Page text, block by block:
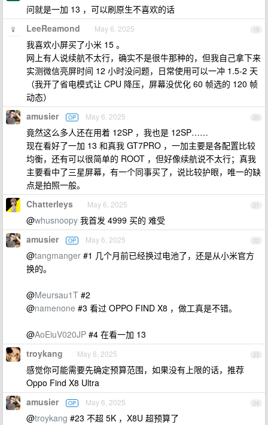
问就是一加 13 ，可以刷原生不喜欢的话
19
LeeReamond May 6, 2025
我喜欢小屏买了小米 15 。
网上有人说续航不太行，确实不是很牛那种的，但我自己拿下来
实测微信亮屏时间 12 小时没问题，日常使用可以一冲 1.5-2 天
（我开了省电模式让 CPU 降压，屏幕没优化 60 帧选的 120 帧
动态）
20
amusier OP May 6, 2025
竟然这么多人还在用着 12SP ，我也是 12SP……
现在看好了一加 13 和真我 GT7PRO ，一加主要是各配置比较
均衡，还有可以很简单的 ROOT ，但好像续航说不太行；真我
主要看中了三星屏幕，有一个同事买了，说比较护眼，唯一的缺
点是拍照一般。
21
Chatterleys May 6, 2025
@whusnoopy 我首发 4999 买的 难受
22
amusier OP May 6, 2025
@tangmanger #1 几个月前已经换过电池了，还是从小米官方
换的。
@Meursau1T #2
@namenone #3 看过 OPPO FIND X8 ，做工真是不错。
@AoEiuV020JP #4 在看一加 13
23
troykang May 6, 2025
感觉你可能需要先确定预算范围，如果没有上限的话，推荐
Oppo Find X8 Ultra
24
amusier OP May 6, 2025
@troykang #23 不超 5K ，X8U 超预算了